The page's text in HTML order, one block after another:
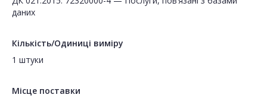
даних
Кількість/Одиниці виміру
1 штуки
Місце поставки